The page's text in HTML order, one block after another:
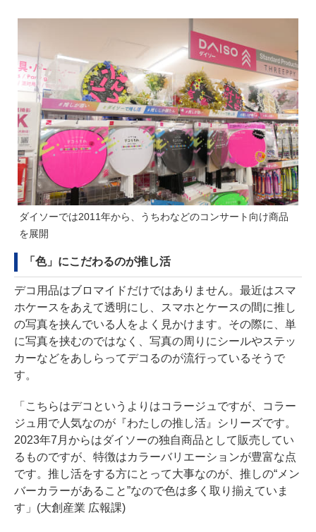
ダイソーでは2011年から、うちわなどのコンサート向け商品
を展開
「色」にこだわるのが推し活
デコ用品はブロマイドだけではありません。最近はスマ
ホケースをあえて透明にし、スマホとケースの間に推し
の写真を挟んでいる人をよく見かけます。その際に、単
に写真を挟むのではなく、写真の周りにシールやステッ
カーなどをあしらってデコるのが流行っているそうで
す。
「こちらはデコというよりはコラージュですが、コラー
ジュ用で人気なのが『わたしの推し活』シリーズです。
2023年7月からはダイソーの独自商品として販売してい
るものですが、特徴はカラーバリエーションが豊富な点
です。推し活をする方にとって大事なのが、推しの“メン
バーカラーがあること”なので色は多く取り揃えていま
す」(大創産業 広報課)